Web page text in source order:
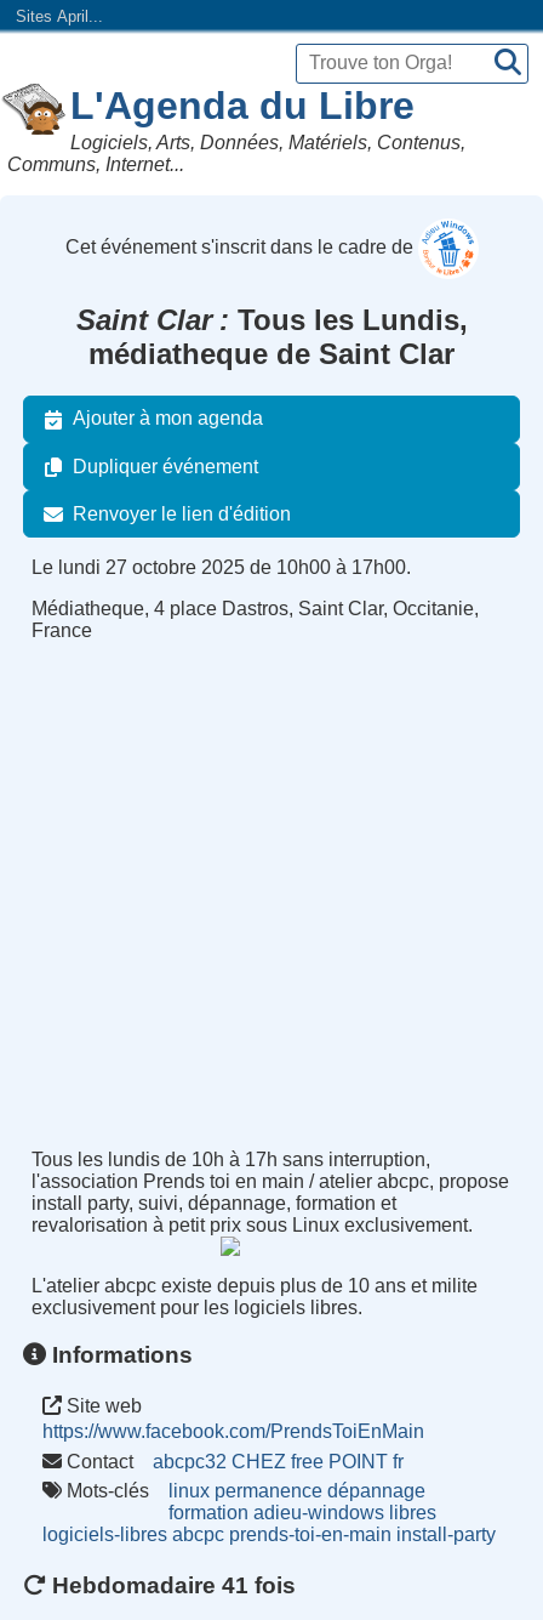
Sites April...
L'Agenda du Libre
Logiciels, Arts, Données, Matériels, Contenus,
Communs, Internet...
Cet événement s'inscrit dans le cadre de
Saint Clar
Tous les Lundis,
médiatheque de Saint Clar
Ajouter à mon agenda
Dupliquer événement
Renvoyer le lien d'édition
Le lundi 27 octobre 2025 de 10h00 à 17h00.
Médiatheque, 4 place Dastros, Saint Clar, Occitanie,
France
Tous les lundis de 10h à 17h sans interruption,
l'association Prends toi en main / atelier abcpc, propose
install party, suivi, dépannage, formation et
revalorisation à petit prix sous Linux exclusivement.
L'atelier abcpc existe depuis plus de 10 ans et milite
exclusivement pour les logiciels libres.
Informations
Site web
https://www.facebook.com/PrendsToiEnMain
Contact
abcpc32 CHEZ free POINT fr
Mots-clés
linux permanence dépannage
formation adieu-windows libres
logiciels-libres abcpc prends-toi-en-main install-party
Hebdomadaire 41 fois